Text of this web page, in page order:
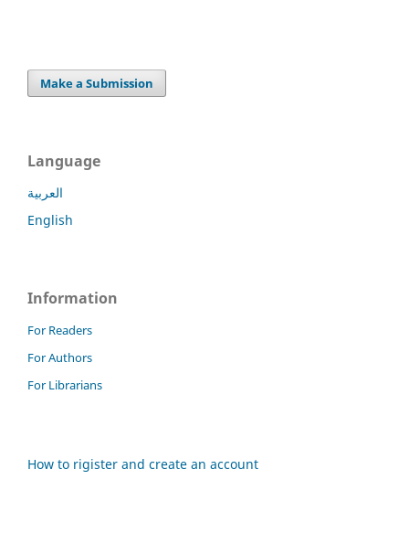
Make a Submission
Language
العربية
English
Information
For Readers
For Authors
For Librarians
How to rigister and create an account